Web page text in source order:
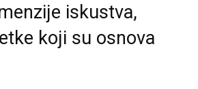
iskustva,
koji su osnova